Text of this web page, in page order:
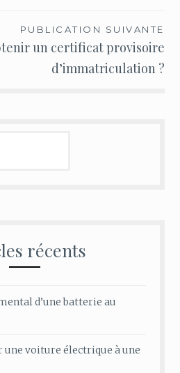
PUBLICATION SUIVANTE
un certificat provisoire
d’immatriculation ?
récents
d’une batterie au
voiture électrique à une